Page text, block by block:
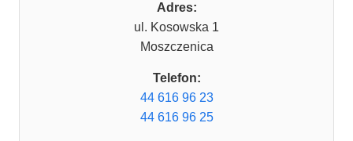
Adres:
ul. Kosowska 1
Moszczenica
Telefon:
44 616 96 23
44 616 96 25